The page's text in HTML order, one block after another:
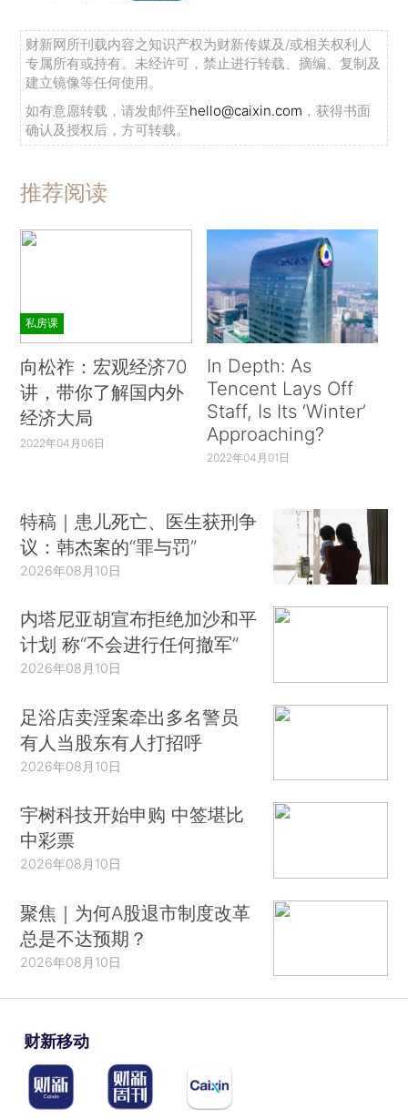
财新网所刊载内容之知识产权为财新传媒及/或相关权利人
专属所有或持有。未经许可，禁止进行转载、摘编、复制及
建立镜像等任何使用。
如有意愿转载，请发邮件至hello@caixin.com ，获得书面
确认及授权后，方可转载。
推荐阅读
私房课
向松祚：宏观经济70
讲，带你了解国内外
经济大局
2022年04月06日
In Depth: As
Tencent Lays Off
Staff, Is Its ‘Winter’
Approaching?
2022年04月01日
特稿｜患儿死亡、医生获刑争
议：韩杰案的“罪与罚”
2026年08月10日
内塔尼亚胡宣布拒绝加沙和平
计划 称“不会进行任何撤军”
2026年08月10日
足浴店卖淫案牵出多名警员
有人当股东有人打招呼
2026年08月10日
宇树科技开始申购 中签堪比
中彩票
2026年08月10日
聚焦｜为何A股退市制度改革
总是不达预期？
2026年08月10日
财新移动